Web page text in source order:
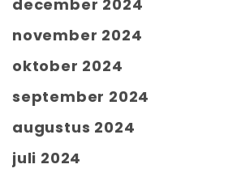
december 2024
november 2024
oktober 2024
september 2024
augustus 2024
juli 2024